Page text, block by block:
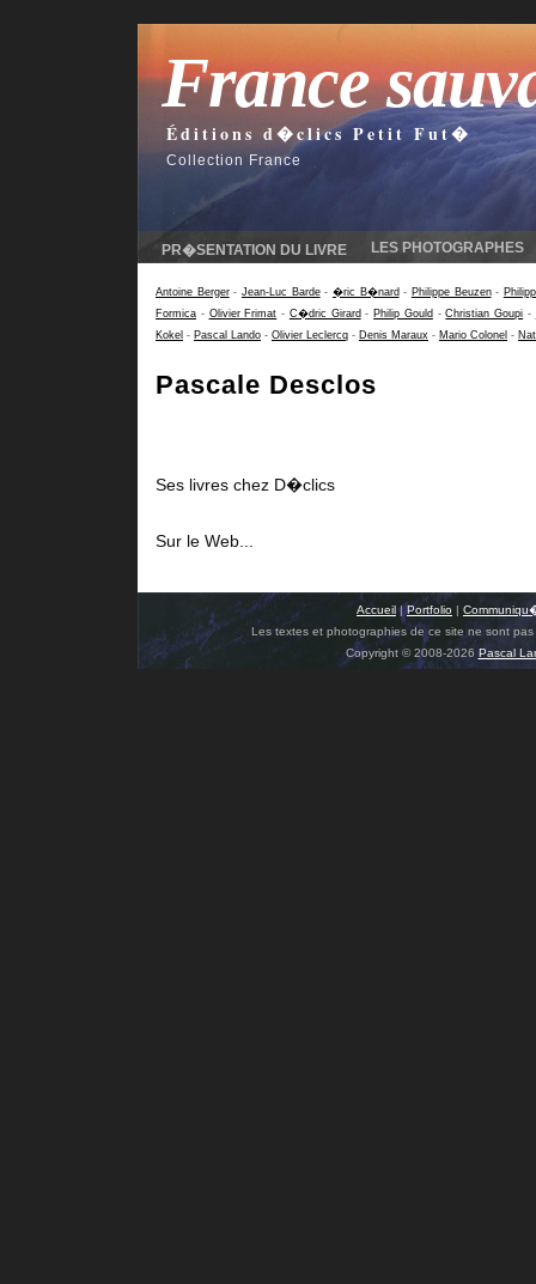
France
Éditions d�clics Petit Fut�
Collection France
PR�SENTATION DU LIVRE LES PHOTOGRAPHES
Antoine Berger- Jean-Luc Barde- �ric B�nard - Philippe Beuzen-
Formica - Olivier Frimat - C�dric Girard - Philip Gould -Christian Goupi -
Kokel - Pascal Lando - Olivier Leclercq - Denis Maraux - Mario Colonel -
Pascale Desclos
Ses livres chez D�clics
Sur le Web...
Accueil|Portfolio |
Les textes et photographies de ce site ne sont
Copyright © 2008-2026 Pascal